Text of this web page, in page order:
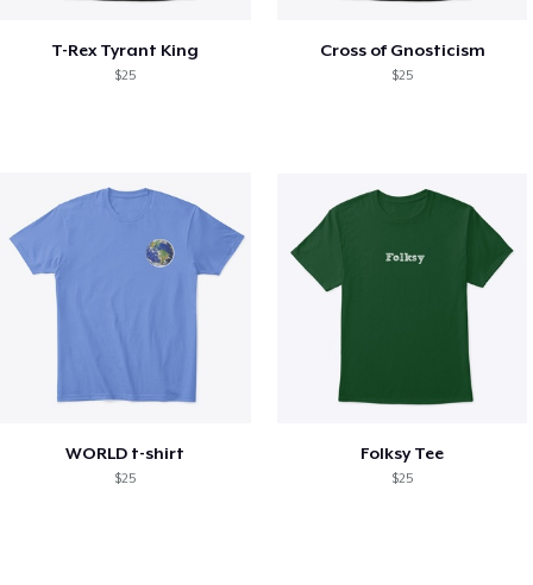
T-Rex Tyrant King
$25
Cross of Gnosticism
$25
WORLD t-shirt
$25
Folksy Tee
$25